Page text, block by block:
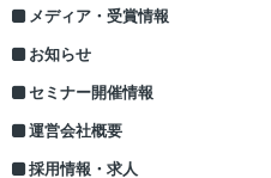
メディア・受賞情報
お知らせ
セミナー開催情報
運営会社概要
採用情報・求人